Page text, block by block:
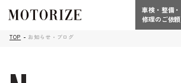
Contact
車検・整備・
修理のご依頼
TOP お知らせ・ブログ